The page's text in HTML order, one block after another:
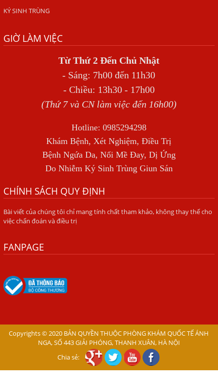
Địa Chỉ Chữa Bệnh Giun Sán Chó Uy Tín Tại Hà Nội
THẦN
Địa Chỉ Điều Trị Bệnh Sán Dây Uy Tín Tại Hà Nội
TỔNG QUAN VỀ NHIỄM GIUN LƯƠN
Bị Ngứa Nổi Mẩn Toàn Thân Do Giun Sán, Người Phụ Nữ
NGUYÊN PHÁT
BÍ QUYẾT GIÚP ĐƯỜNG RUỘT KHỎE LẠI
Có Nên Quá Lo Lắng Khi Bị Ngứa Kéo Dài Do Nhiễm Giun
Đũa Chó Mèo?
TÔI KHÔNG NGỜ ĐẾN MÌNH CŨNG BỊ NHIỄM SÁN CHÓ
Viêm Da Dị Ứng Kéo Dài Tôi Chỉ Mong Tìm Được Nguyên
Nhân Để Chữa Trị.
Trong Máu Gây Ngứa
Khoa Ký Sinh Trùng
Có Nên Quá Lo Lắng Khi Bị Nhiễm Bệnh Sán Chó Mèo
KÝ SINH TRÙNG
GIỜ LÀM VIỆC
Từ Thứ 2 Đến Chủ Nhật
- Sáng: 7h00 đến 11h30
- Chiều: 13h30 - 17h00
(Thứ 7 và CN làm việc đến 16h00)
Hotline: 0985294298
Khám Bệnh, Xét Nghiệm, Điều Trị
Bệnh Ngứa Da, Nổi Mề Đay, Dị Ứng
Do Nhiễm Ký Sinh Trùng Giun Sán
CHÍNH SÁCH QUY ĐỊNH
Bài viết của chúng tôi chỉ mang tính chất tham khảo, không thay thế cho
việc chẩn đoán và điều trị
FANPAGE
Copyrights © 2020 BẢN QUYỀN THUỘC PHÒNG KHÁM QUỐC TẾ ÁNH
NGA, SỐ 443 GIẢI PHÓNG, THANH XUÂN, HÀ NỘI
Chia sẻ: